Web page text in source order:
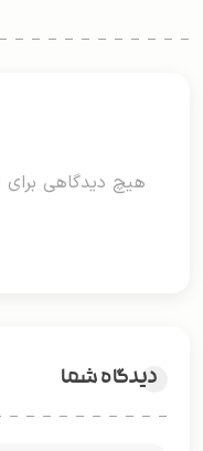
هیچ دیدگاهی
دیدگاه شما